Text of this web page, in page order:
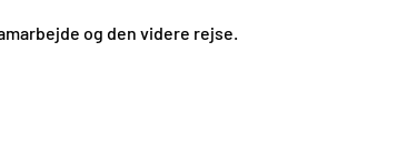
og den videre rejse.